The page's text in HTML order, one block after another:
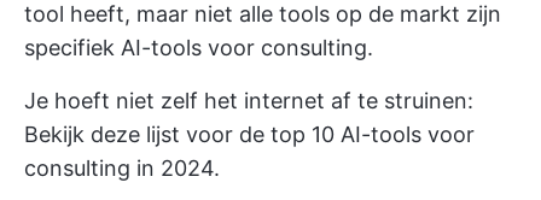
tool heeft, maar niet alle tools op de markt zijn
specifiek AI-tools voor consulting.
Je hoeft niet zelf het internet af te struinen:
Bekijk deze lijst voor de top 10 AI-tools voor
consulting in 2024.